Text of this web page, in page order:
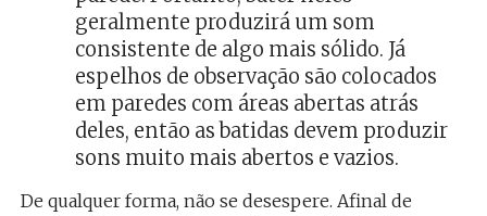
geralmente produzirá um som
consistente de algo mais sólido. Já
espelhos de observação são colocados
em paredes com áreas abertas atrás
deles, então as batidas devem produzir
sons muito mais abertos e vazios.
De qualquer forma, não se desespere. Afinal de